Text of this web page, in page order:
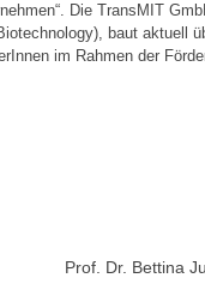
Die TransMIT
baut aktuell
im Rahmen der
Prof. Dr. Bettina